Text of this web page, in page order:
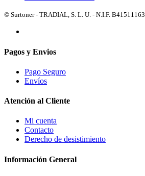
© Surtoner - TRADIAL, S. L. U. - N.I.F. B41511163
Pagos y Envios
Pago Seguro
Envíos
Atención al Cliente
Mi cuenta
Contacto
Derecho de desistimiento
Información General